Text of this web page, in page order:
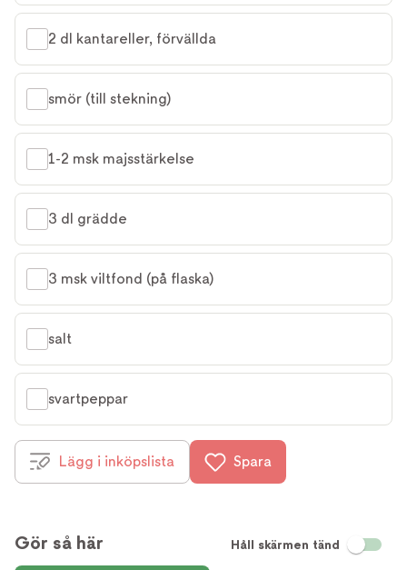
2 dl kantareller, förvällda
smör (till stekning)
1-2 msk majsstärkelse
3 dl grädde
3 msk viltfond (på flaska)
salt
svartpeppar
Lägg i inköpslista Spara
Gör så här Håll skärmen tänd